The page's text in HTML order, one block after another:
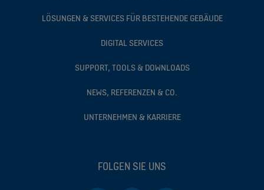
LÖSUNGEN & SERVICES FÜR BESTEHENDE GEBÄUDE
DIGITAL SERVICES
SUPPORT, TOOLS & DOWNLOADS
NEWS, REFERENZEN & CO.
UNTERNEHMEN & KARRIERE
FOLGEN SIE UNS